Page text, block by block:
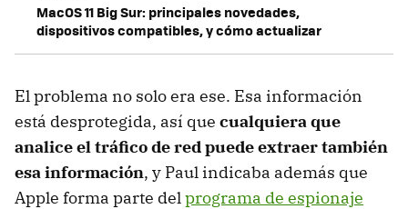
MacOS 11 Big Sur: principales novedades,
dispositivos compatibles, y cómo actualizar
El problema no solo era ese. Esa información
está desprotegida, así que cualquiera que
analice el tráfico de red puede extraer también
esa información, y Paul indicaba además que
Apple forma parte delprograma de espionaje